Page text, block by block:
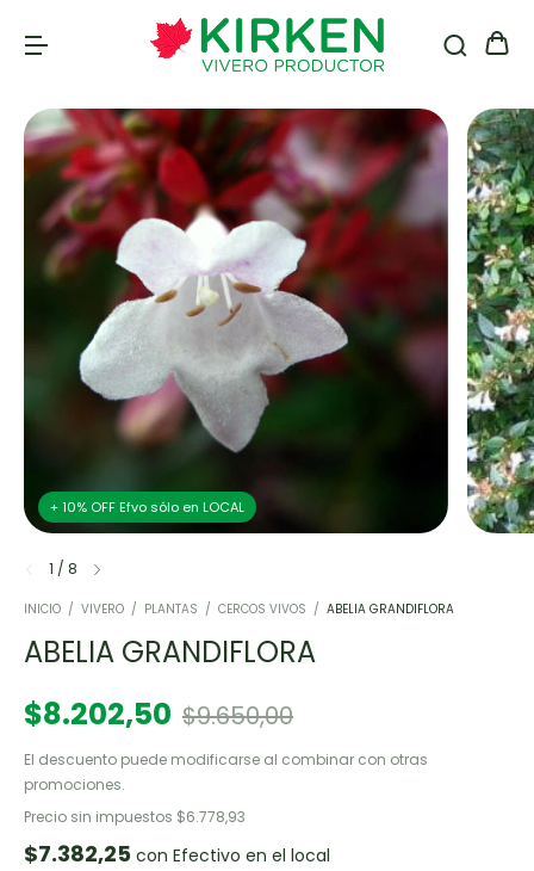
+ 10% OFF Efvo sólo en LOCAL
1 / 8
INICIO / VIVERO / PLANTAS / CERCOS VIVOS / ABELIA GRANDIFLORA
ABELIA GRANDIFLORA
$8.202,50 $9.650,00
El descuento puede modificarse al combinar con otras
promociones.
Precio sin impuestos $6.778,93
$7.382,25 con Efectivo en el local